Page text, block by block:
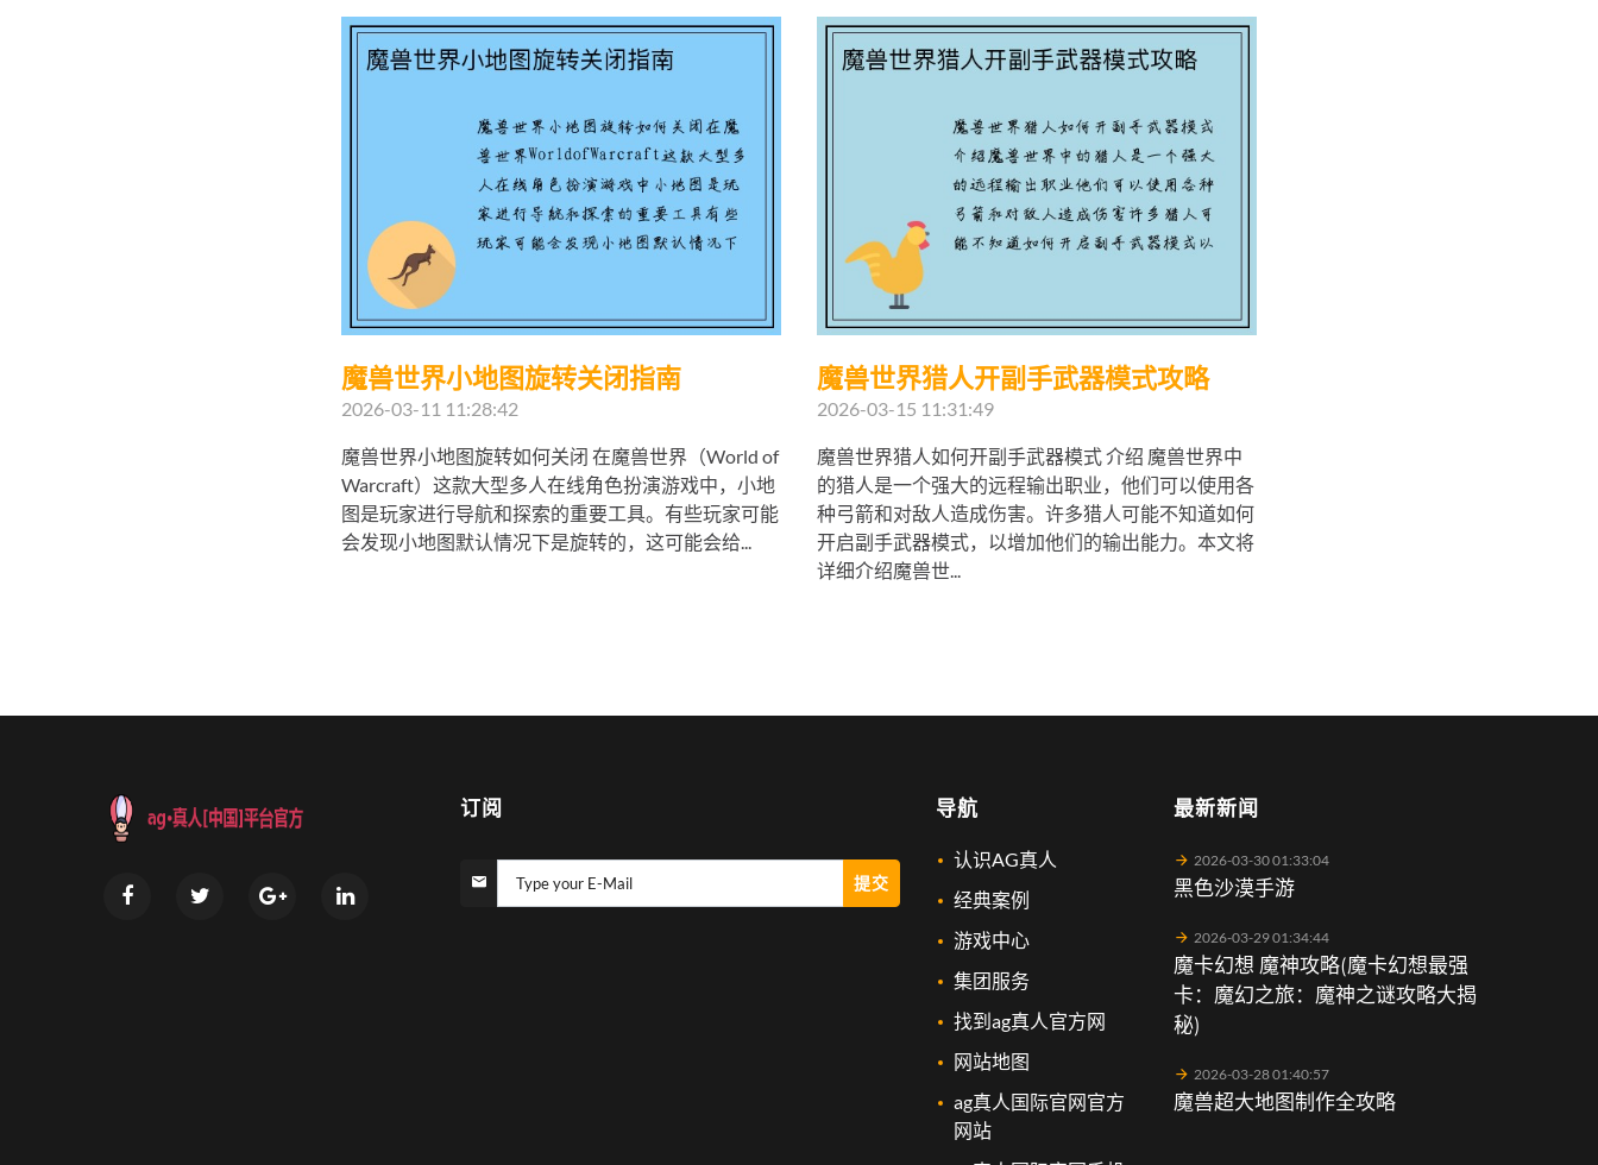
魔兽世界小地图旋转关闭指南
2026-03-11 11:28:42
魔兽世界小地图旋转如何关闭 在魔兽世界（World of
Warcraft）这款大型多人在线角色扮演游戏中，小地
图是玩家进行导航和探索的重要工具。有些玩家可能
会发现小地图默认情况下是旋转的，这可能会给...
魔兽世界猎人开副手武器模式攻略
2026-03-15 11:31:49
魔兽世界猎人如何开副手武器模式 介绍 魔兽世界中
的猎人是一个强大的远程输出职业，他们可以使用各
种弓箭和对敌人造成伤害。许多猎人可能不知道如何
开启副手武器模式，以增加他们的输出能力。本文将
详细介绍魔兽世...
最新新闻
2026-03-30 01:33:04
黑色沙漠手游
2026-03-29 01:34:44
魔卡幻想 魔神攻略(魔卡幻想最强
卡：魔幻之旅：魔神之谜攻略大揭
秘)
2026-03-28 01:40:57
魔兽超大地图制作全攻略
导航
认识AG真人
经典案例
游戏中心
集团服务
找到ag真人官方网
网站地图
ag真人国际官网官方
网站
订阅
Type your E-Mail 提交